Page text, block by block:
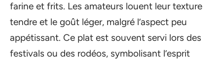
farine et frits. Les amateurs louent leur texture
tendre et le goût léger, malgré l’aspect peu
appétissant. Ce plat est souvent servi lors des
festivals ou des rodéos, symbolisant l’esprit